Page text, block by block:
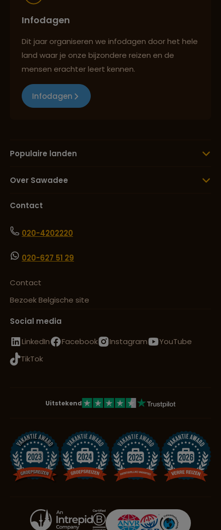
Lees meer over Pura Ulun Danu
Bratan
Lees meer over Raja Ampat
Lees meer over Sumba
Lees meer over Tobameer
Lees meer over Ubud
Lees meer over Ubud Monkey
Infodagen
Dit jaar organiseren we infodagen door het hele
land waar je onze bijzondere reizen en de
mensen erachter leert kennen.
Infodagen
Populaire landen
Over Sawadee
Contact
020-4202220
020-627 51 29
Contact
Bezoek Belgische site
Social media
LinkedIn
Facebook Instagram
YouTube
TikTok
Uitstekend